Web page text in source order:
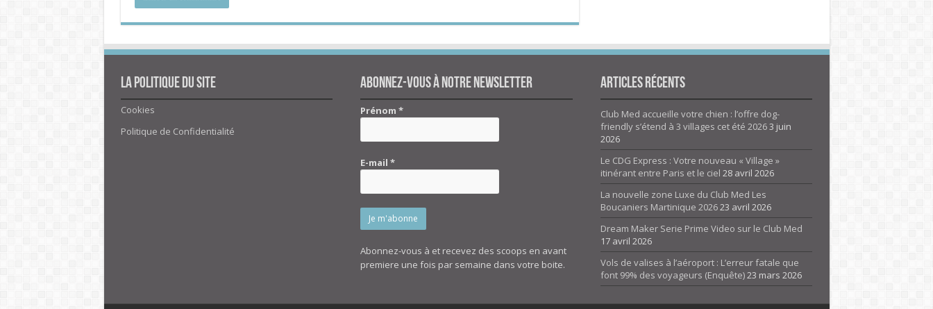
La politique du site
Cookies
Politique de Confidentialité
Abonnez-vous à notre newsletter
Prénom*
E-mail*
Abonnez-vous à et recevez des scoops en avant
premiere une fois par semaine dans votre boite.
Articles Récents
Club Med accueille votre chien : l’offre dog-
friendly s’étend à 3 villages cet été 20263 juin
2026
Le CDG Express : Votre nouveau « Village »
itinérant entre Paris et le ciel 28 avril 2026
La nouvelle zone Luxe du Club Med Les
Boucaniers Martinique 202623 avril 2026
Dream Maker Serie Prime Video sur le Club Med
17 avril 2026
Vols de valises à l’aéroport : L’erreur fatale que
font 99% des voyageurs (Enquête)23 mars 2026